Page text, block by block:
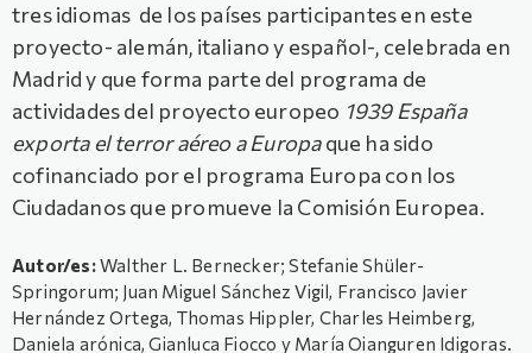
tres idiomas de los países participantes en este
proyecto- alemán, italiano y español-, celebrada en
Madrid y que forma parte del programa de
actividades del proyecto europeo 1939 España
exporta el terror aéreo a Europaque ha sido
cofinanciado por el programa Europa con los
Ciudadanos que promueve la Comisión Europea.
Autor/es:Walther L. Bernecker; Stefanie Shüler-
Springorum; Juan Miguel Sánchez Vigil, Francisco Javier
Hernández Ortega, Thomas Hippler, Charles Heimberg,
Daniela arónica, Gianluca Fiocco y María Oianguren Idigoras.